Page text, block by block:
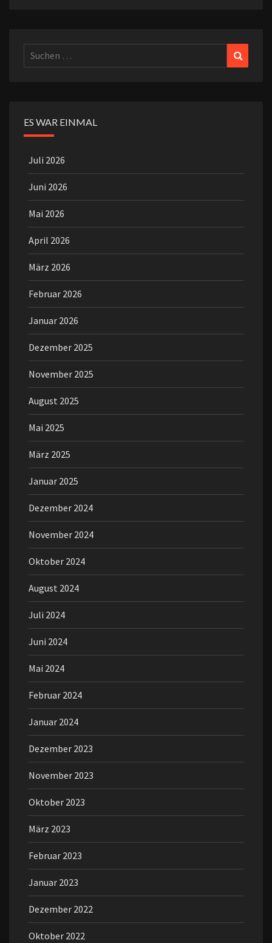
Suchen
nach:
ES WAR EINMAL
Juli 2026
Juni 2026
Mai 2026
April 2026
März 2026
Februar 2026
Januar 2026
Dezember 2025
November 2025
August 2025
Mai 2025
März 2025
Januar 2025
Dezember 2024
November 2024
Oktober 2024
August 2024
Juli 2024
Juni 2024
Mai 2024
Februar 2024
Januar 2024
Dezember 2023
November 2023
Oktober 2023
März 2023
Februar 2023
Januar 2023
Dezember 2022
Oktober 2022